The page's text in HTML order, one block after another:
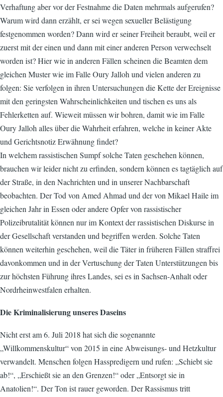
Verhaftung aber vor der Festnahme die Daten mehrmals aufgerufen?
Warum wird dann erzählt, er sei wegen sexueller Belästigung
festgenommen worden? Dann wird er seiner Freiheit beraubt, weil er
zuerst mit der einen und dann mit einer anderen Person verwechselt
worden ist? Hier wie in anderen Fällen scheinen die Beamten dem
gleichen Muster wie im Falle Oury Jalloh und vielen anderen zu
folgen: Sie verfolgen in ihren Untersuchungen die Kette der Ereignisse
mit den geringsten Wahrscheinlichkeiten und tischen es uns als
Fehlerketten auf. Wieweit müssen wir bohren, damit wie im Falle
Oury Jalloh alles über die Wahrheit erfahren, welche in keiner Akte
und Gerichtsnotiz Erwähnung findet?
In welchem rassistischen Sumpf solche Taten geschehen können,
brauchen wir leider nicht zu erfinden, sondern können es tagtäglich auf
der Straße, in den Nachrichten und in unserer Nachbarschaft
beobachten. Der Tod von Amed Ahmad und der von Mikael Haile im
gleichen Jahr in Essen oder andere Opfer von rassistischer
Polizeibrutalität können nur im Kontext der rassistischen Diskurse in
der Gesellschaft verstanden und begriffen werden. Solche Taten
können weiterhin geschehen, weil die Täter in früheren Fällen straffrei
davonkommen und in der Vertuschung der Taten Unterstützungen bis
zur höchsten Führung ihres Landes, sei es in Sachsen-Anhalt oder
Nordrheinwestfalen erhalten.
Die Kriminalisierung unseres Daseins
Nicht erst am 6. Juli 2018 hat sich die sogenannte
„Willkommenskultur“ von 2015 in eine Abweisungs- und Hetzkultur
verwandelt. Menschen folgen Hasspredigern und rufen: „Schiebt sie
ab!“, „Erschießt sie an den Grenzen!“ oder „Entsorgt sie in
Anatolien!“. Der Ton ist rauer geworden. Der Rassismus tritt